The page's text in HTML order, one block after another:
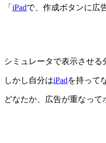
「 iPadで、作成ボタンに広
シミュレータで表示させ
しかし自分はiPadを持って
どなたか、広告が重なっ